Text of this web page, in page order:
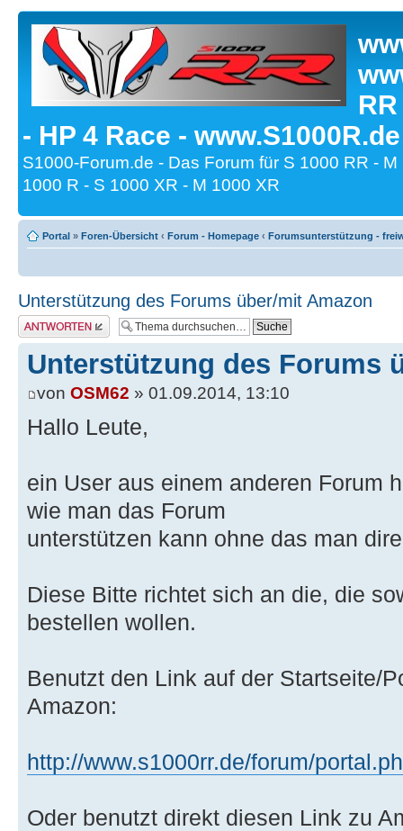
- HP 4 Race -
S1000-Forum.de - Das Forum für S 1000 RR -
1000 R - S 1000 XR - M 1000 XR
Portal » Foren-Übersicht ‹ Forum - Homepage ‹ Forumsunterstützung -
Unterstützung des Forums über/mit Amazon
Antwort erstellen
Unterstützung des Forums
von OSM62 » 01.09.2014, 13:10
Hallo Leute,
ein User aus einem anderen Forum
wie man das Forum
unterstützen kann ohne das man
Diese Bitte richtet sich an die, die
bestellen wollen.
Benutzt den Link auf der Startseite/
Amazon:
http://www.s1000rr.de/forum/
Oder benutzt direkt diesen Link zu